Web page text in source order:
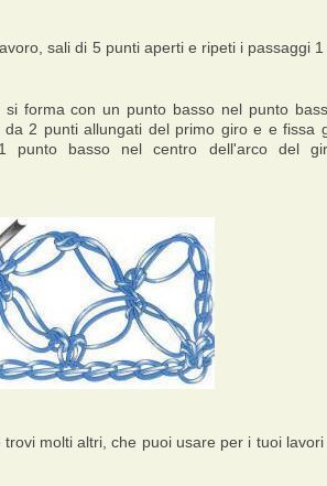
sali di 5 punti aperti e ripeti i passaggi 1
forma con un punto basso nel punto
2 punti allungati del primo giro e e fissa
punto basso nel centro dell'arco del
molti altri, che puoi usare per i tuoi lavori